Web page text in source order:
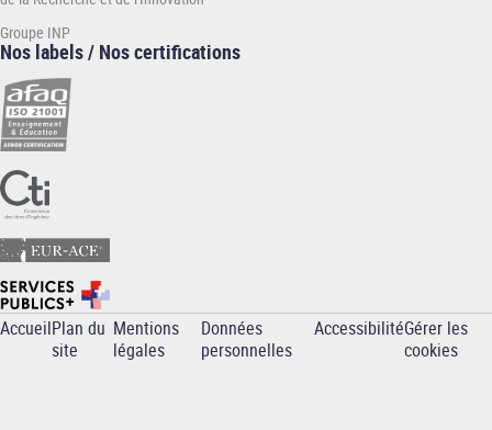
Groupe INP
Nos labels / Nos certifications
AccueilPlan du
site
Mentions
légales
Données
personnelles
AccessibilitéGérer les
cookies